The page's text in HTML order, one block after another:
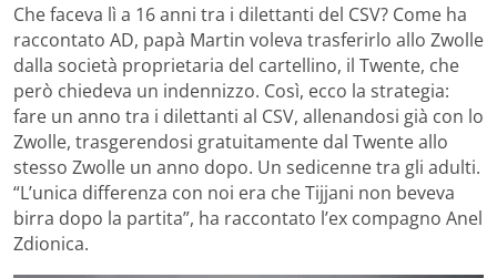
Che faceva lì a 16 anni tra i dilettanti del CSV? Come ha
raccontato AD, papà Martin voleva trasferirlo allo Zwolle
dalla società proprietaria del cartellino, il Twente, che
però chiedeva un indennizzo. Così, ecco la strategia:
fare un anno tra i dilettanti al CSV, allenandosi già con lo
Zwolle, trasgerendosi gratuitamente dal Twente allo
stesso Zwolle un anno dopo. Un sedicenne tra gli adulti.
“L’unica differenza con noi era che Tijjani non beveva
birra dopo la partita”, ha raccontato l’ex compagno Anel
Zdionica.